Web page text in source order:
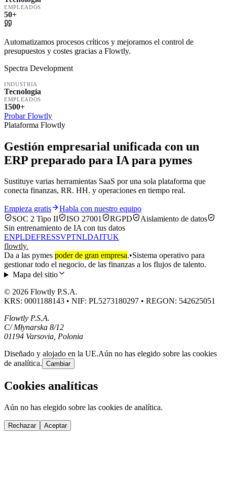
EMPLEADOS
50+
Automatizamos procesos críticos y mejoramos el control de
presupuestos y costes gracias a Flowtly.
Spectra Development
INDUSTRIA
Tecnología
EMPLEADOS
1500+
Probar Flowtly
Plataforma Flowtly
Gestión empresarial unificada con un
ERP preparado para IA para pymes
Sustituye varias herramientas SaaS por una sola plataforma que
conecta finanzas, RR. HH. y operaciones en tiempo real.
Empieza gratis
Habla con nuestro equipo
SOC 2 Tipo II
ISO 27001 RGPD
Aislamiento de datos
Sin entrenamiento de IA con tus datos
ENPLDEFRESSVPTNLDAITUK
flowtly.
Da a las pymes poder de gran empresa.•Sistema operativo para
gestionar todo el negocio, de las finanzas a los flujos de talento.
Mapa del sitio
© 2026 Flowtly P.S.A.
KRS: 0001188143 • NIF: PL5273180297 • REGON: 542625051
Flowtly P.S.A.
C/ Młynarska 8/12
01194 Varsovia, Polonia
Diseñado y alojado en la UE.Aún no has elegido sobre las cookies
de analítica. Cambiar
Cookies analíticas
Aún no has elegido sobre las cookies de analítica.
Rechazar Aceptar